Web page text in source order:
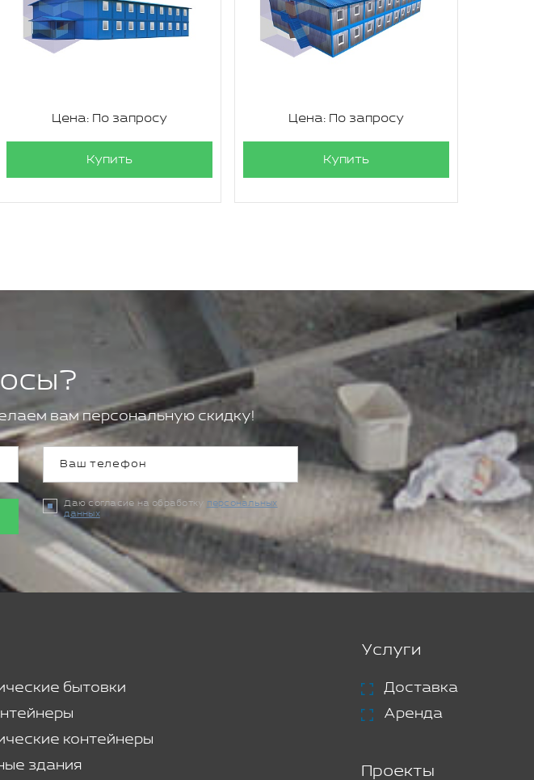
Цена: По запросу
Купить
Цена: По запросу
Купить
вам персональную скидку!
Даю согласие на обработку персональных
данных
бытовки
контейнеры
здания
Услуги
Доставка
Аренда
Проекты